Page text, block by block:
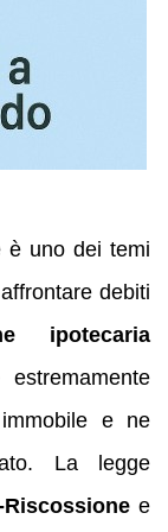
è uno dei temi
debiti
ipotecaria
e ne
La legge
e